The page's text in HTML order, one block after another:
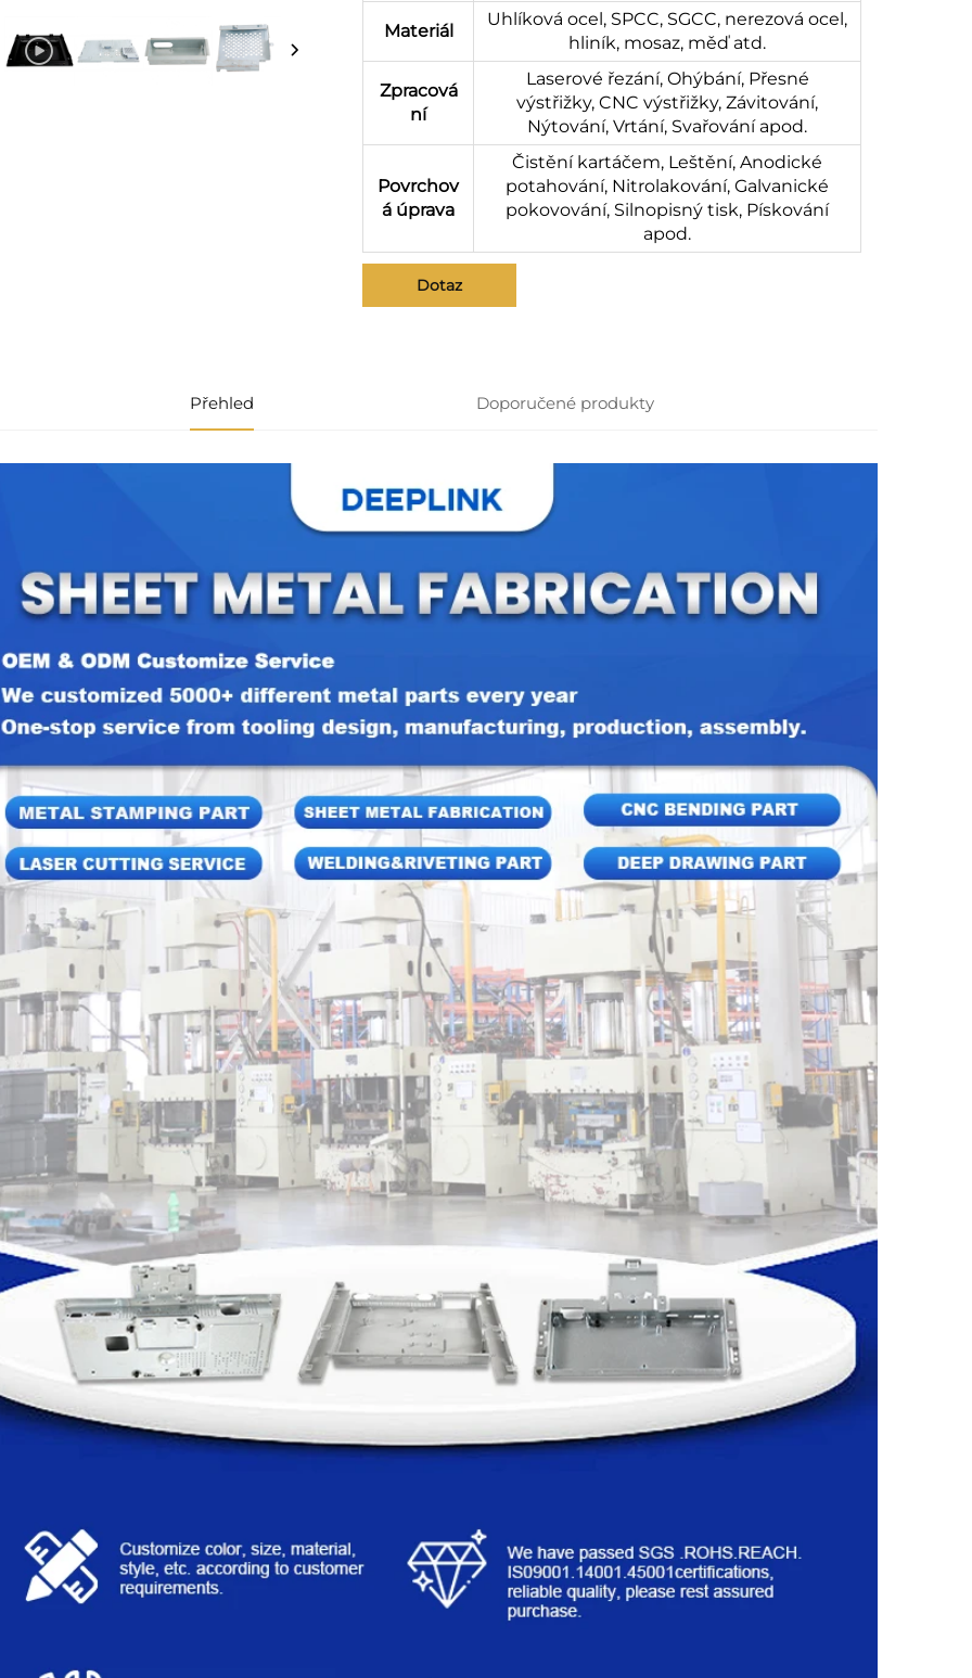
Materiál
Uhlíková ocel, SPCC, SGCC, nerezová ocel,
hliník, mosaz, měď atd.
Zpracová
ní
Laserové řezání, Ohýbání, Přesné
výstřižky, CNC výstřižky, Závitování,
Nýtování, Vrtání, Svařování apod.
Povrchov
á úprava
Čistění kartáčem, Leštění, Anodické
potahování, Nitrolakování, Galvanické
pokovování, Silnopisný tisk, Pískování
apod.
Dotaz
Přehled Doporučené produkty